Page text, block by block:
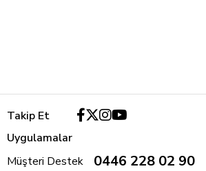
Takip Et
Uygulamalar
Müşteri Destek
0446 228 02 90